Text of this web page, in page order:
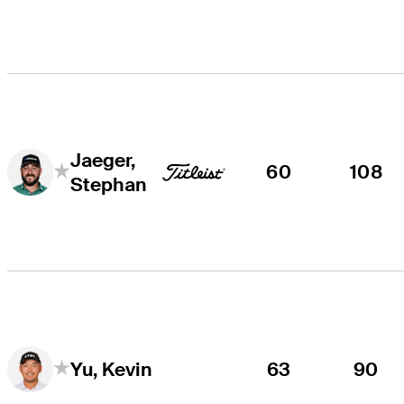
Jaeger,
Stephan
60 108
Yu, Kevin 63 90